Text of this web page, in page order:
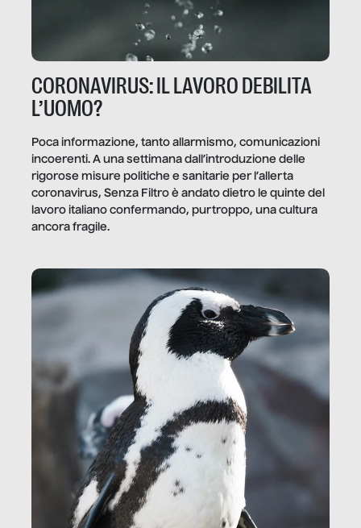
CORONAVIRUS: IL LAVORO DEBILITA
L’UOMO?
Poca informazione, tanto allarmismo, comunicazioni
incoerenti. A una settimana dall’introduzione delle
rigorose misure politiche e sanitarie per l’allerta
coronavirus, Senza Filtro è andato dietro le quinte del
lavoro italiano confermando, purtroppo, una cultura
ancora fragile.